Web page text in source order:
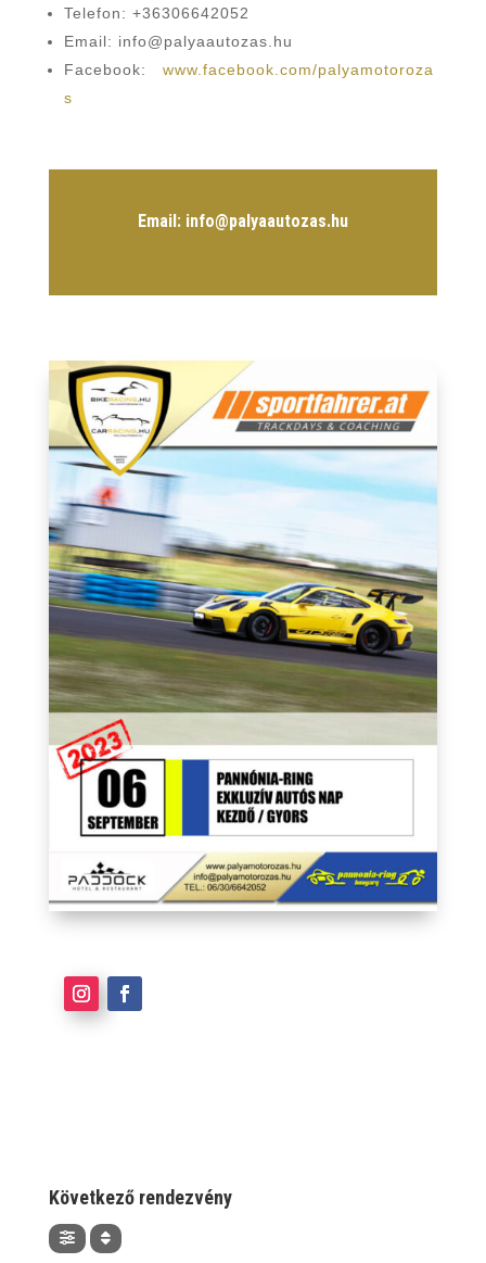
Telefon: +36306642052
Email: info@palyaautozas.hu
Facebook: www.facebook.com/palyamotoroza
s
Email: info@palyaautozas.hu
Következő rendezvény